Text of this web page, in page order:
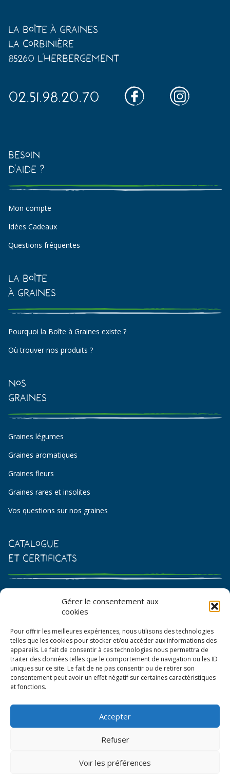
Gérer le consentement aux
cookies
Pour offrir les meilleures expériences, nous utilisons des technologies
telles que les cookies pour stocker et/ou accéder aux informations des
appareils. Le fait de consentir à ces technologies nous permettra de
traiter des données telles que le comportement de navigation ou les ID
uniques sur ce site. Le fait de ne pas consentir ou de retirer son
consentement peut avoir un effet négatif sur certaines caractéristiques
et fonctions.
Accepter
Refuser
Voir les préférences
La Boîte à Graines
La Corbinière
85260 L'Herbergement
02.51.98.20.70
Besoin
d'aide ?
Mon compte
Idées Cadeaux
Questions fréquentes
La Boîte
à Graines
Pourquoi la Boîte à Graines existe ?
Où trouver nos produits ?
Nos
Graines
Graines légumes
Graines aromatiques
Graines fleurs
Graines rares et insolites
Vos questions sur nos graines
Catalogue
et certificats
Catalogue de graines et semences
Bon de commande